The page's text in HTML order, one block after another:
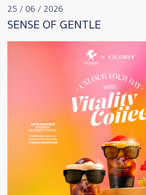
25 / 06 / 2026
SENSE OF GENTLE